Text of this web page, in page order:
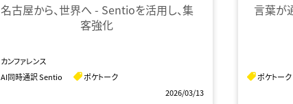
名古屋から、世界へ - Sentioを活用し、集
客強化
AI同時通訳 Sentio ポケトーク
カンファレンス
2026/03/13
言葉が
ポケトーク